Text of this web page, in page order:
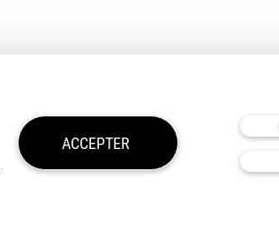
TOUS NOS PARTENAIRES
ACCEPTER